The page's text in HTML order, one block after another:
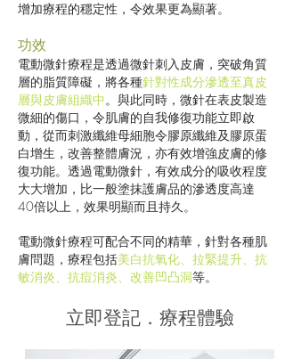
增加療程的穩定性，令效果更為顯著。
功效
電動微針療程是透過微針刺入皮膚，突破角質
層的脂質障礙，將各種針對性成分滲透至真皮
層與皮膚組織中。與此同時，微針在表皮製造
微細的傷口，令肌膚的自我修復功能立即啟
動，從而刺激纖維母細胞令膠原纖維及膠原蛋
白增生，改善整體膚況，亦有效增強皮膚的修
復功能。透過電動微針，有效成分的吸收程度
大大增加，比一般塗抹護膚品的滲透度高達
40倍以上，效果明顯而且持久。
電動微針療程可配合不同的精華，針對各種肌
膚問題，療程包括美白抗氧化、拉緊提升、抗
敏消炎、抗痘消炎、改善凹凸洞等。
立即登記．療程體驗